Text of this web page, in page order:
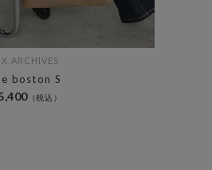
ARCHIVES
boston S